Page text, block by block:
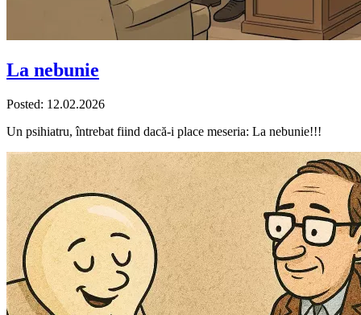
La nebunie
Posted: 12.02.2026
Un psihiatru, întrebat fiind dacă-i place meseria: La nebunie!!!